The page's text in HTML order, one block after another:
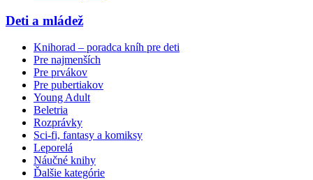
Deti a mládež
Knihorad – poradca kníh pre deti
Pre najmenších
Pre prvákov
Pre pubertiakov
Young Adult
Beletria
Rozprávky
Sci-fi, fantasy a komiksy
Leporelá
Náučné knihy
Ďalšie kategórie